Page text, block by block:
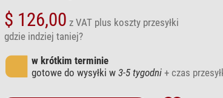
$ 126,00 z VAT plus koszty przesyłki
gdzie indziej taniej?
w krótkim terminie
gotowe do wysyłki w 3-5 tygodni + czas